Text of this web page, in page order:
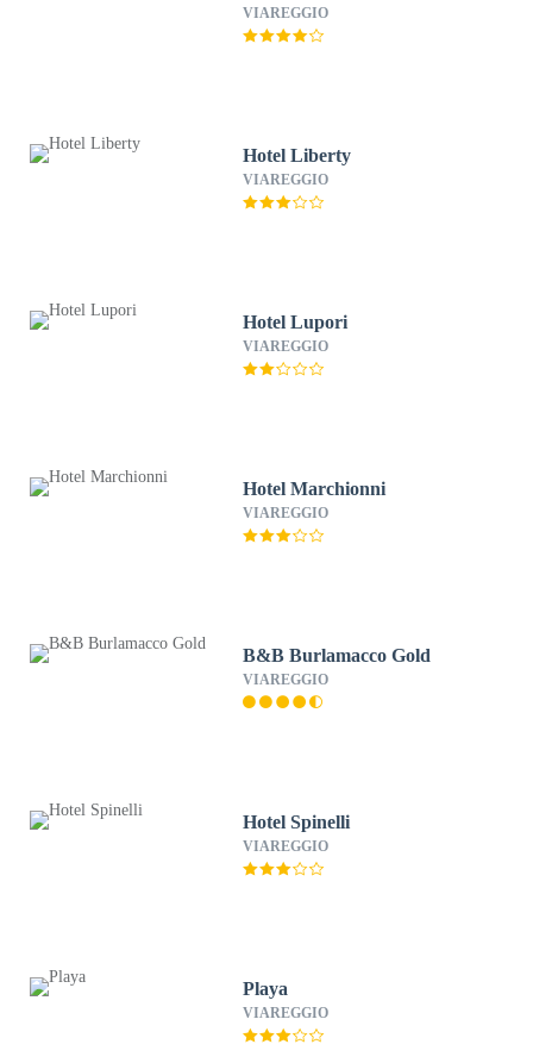
VIAREGGIO
Hotel Liberty
VIAREGGIO
Hotel Lupori
VIAREGGIO
Hotel Marchionni
VIAREGGIO
B&B Burlamacco Gold
VIAREGGIO
Hotel Spinelli
VIAREGGIO
Playa
VIAREGGIO